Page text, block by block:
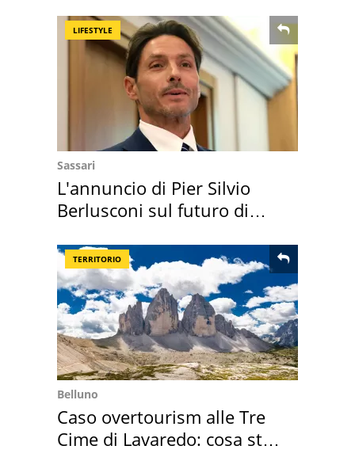
LIFESTYLE
Sassari
L'annuncio di Pier Silvio
Berlusconi sul futuro di
TERRITORIO
Belluno
Caso overtourism alle Tre
Cime di Lavaredo: cosa sta